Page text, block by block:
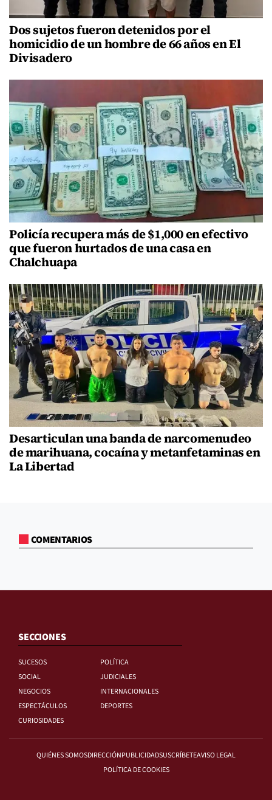
Dos sujetos fueron detenidos por el
homicidio de un hombre de 66 años en El
Divisadero
Policía recupera más de $1,000 en efectivo
que fueron hurtados de una casa en
Chalchuapa
Desarticulan una banda de narcomenudeo
de marihuana, cocaína y metanfetaminas en
La Libertad
COMENTARIOS
SECCIONES
SUCESOS
POLÍTICA
SOCIAL
JUDICIALES
NEGOCIOS
INTERNACIONALES
ESPECTÁCULOS
DEPORTES
CURIOSIDADES
QUIÉNES SOMOSDIRECCIÓNPUBLICIDADSUSCRÍBETEAVISO LEGAL
POLÍTICA DE COOKIES